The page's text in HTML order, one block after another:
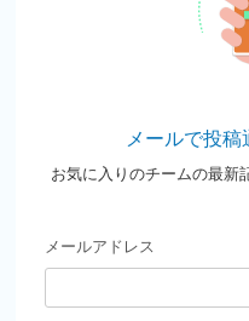
メールで投稿
お気に入りのチームの最新
メールアドレス